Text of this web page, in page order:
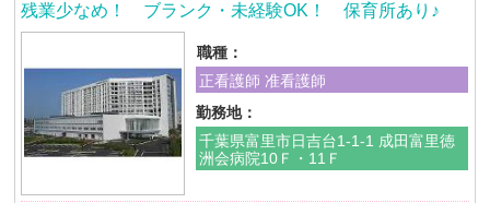
残業少なめ！ ブランク・未経験OK！ 保育所あり♪
職種：
正看護師 准看護師
勤務地：
千葉県富里市日吉台1-1-1 成田富里徳
洲会病院10Ｆ・11Ｆ